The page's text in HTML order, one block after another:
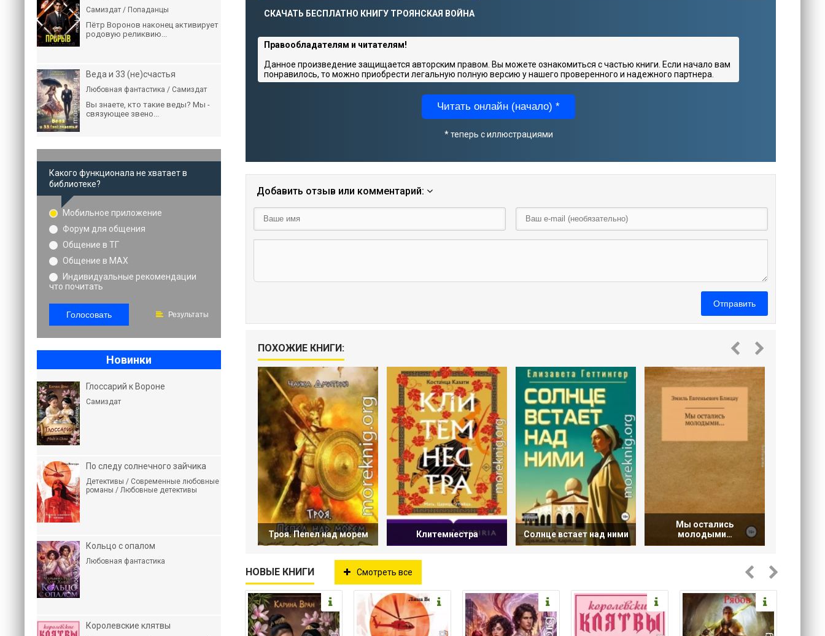
СКАЧАТЬ БЕСПЛАТНО КНИГУ ТРОЯНСКАЯ ВОЙНА
Правообладателям и читателям!
Данное произведение защищается авторским правом. Вы можете ознакомиться с частью книги. Если начало вам
понравилось, то можно приобрести легальную полную версию у нашего проверенного и надежного партнера.
Читать онлайн (начало) *
* теперь с иллюстрациями
Добавить отзыв или комментарий:
Отправить
ПОХОЖИЕ КНИГИ:
Троя. Пепел над морем Клитемнестра Солнце встает над ними
Мы остались
молодыми…
НОВЫЕ КНИГИ Смотреть все
Самиздат / Попаданцы
Пётр Воронов наконец активирует
родовую реликвию...
Веда и 33 (не)счастья
Любовная фантастика / Самиздат
Вы знаете, кто такие веды? Мы -
связующее звено...
Какого функционала не хватает в
библиотеке?
Мобильное приложение
Форум для общения
Общение в ТГ
Общение в MAX
Индивидуальные рекомендации
что почитать
Голосовать Результаты
Новинки
Глоссарий к Вороне
Самиздат
По следу солнечного зайчика
Детективы / Современные любовные
романы / Любовные детективы
Кольцо с опалом
Любовная фантастика
Королевские клятвы